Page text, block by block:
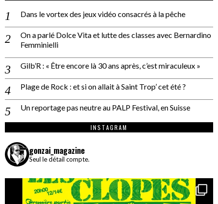
Dans le vortex des jeux vidéo consacrés à la pêche
On a parlé Dolce Vita et lutte des classes avec Bernardino
Femminielli
Gilb’R : « Être encore là 30 ans après, c’est miraculeux »
Plage de Rock : et si on allait à Saint Trop’ cet été ?
Un reportage pas neutre au PALP Festival, en Suisse
INSTAGRAM
gonzai_magazine
Seul le détail compte.